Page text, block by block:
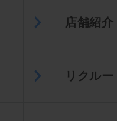
店舗紹介
リクルー